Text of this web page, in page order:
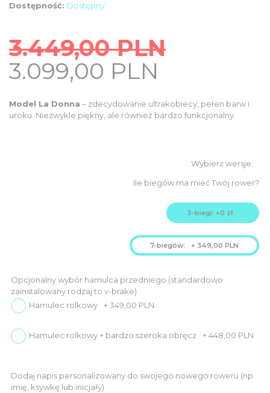
INFO
3.449,00PLN
Original
price
was:
3.449,00
3.099,00 PLN
is:
3.099,00
Model La Donna – zdecydowanie ultrakobiecy, pełen barw i
uroku. Niezwykle piękny, ale również bardzo funkcjonalny.
Dostępność: Dostępny
Ile biegów ma mieć Twój rower?
3-biegi: +0 zł
7-biegów: + 349,00 PLN
Opcjonalny wybór hamulca przedniego (standardowo
zainstalowany rodzaj to v-brake)
Hamulec rolkowy
+ 349,00 PLN
Hamulec rolkowy + bardzo szeroka obręcz +448,00 PLN
Dodaj napis personalizowany do swojego nowego roweru (np.
imię, ksywkę lub inicjały)